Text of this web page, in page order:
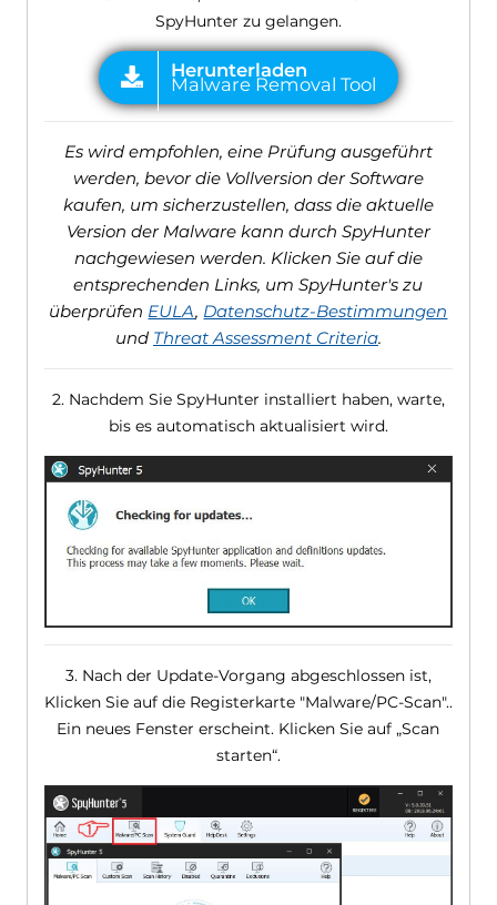
SpyHunter zu gelangen.
Es wird empfohlen, eine Prüfung ausgeführt
werden, bevor die Vollversion der Software
kaufen, um sicherzustellen, dass die aktuelle
Version der Malware kann durch SpyHunter
nachgewiesen werden. Klicken Sie auf die
entsprechenden Links, um SpyHunter's zu
überprüfen EULA, Datenschutz-Bestimmungen
und Threat Assessment Criteria.
2. Nachdem Sie SpyHunter installiert haben, warte,
bis es automatisch aktualisiert wird.
3. Nach der Update-Vorgang abgeschlossen ist,
Klicken Sie auf die Registerkarte "Malware/PC-Scan"..
Ein neues Fenster erscheint. Klicken Sie auf „Scan
starten“.